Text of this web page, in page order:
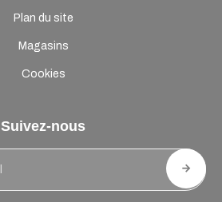
Plan du site
Magasins
Cookies
Suivez-nous